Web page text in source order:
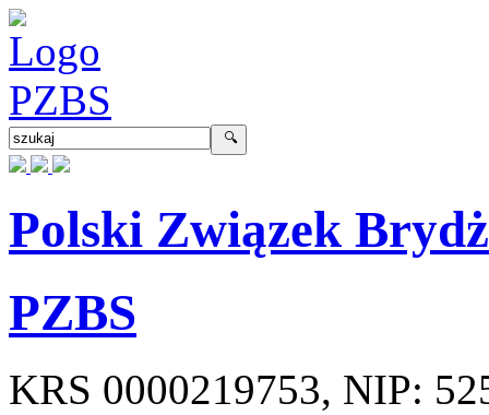
Polski Związek
PZBS
KRS 0000219753, NIP: